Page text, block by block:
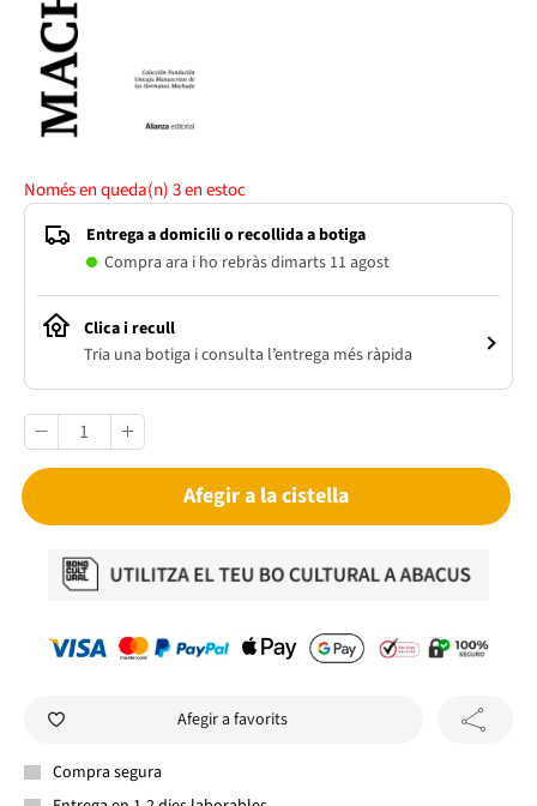
Només en queda(n)3en estoc
Entrega a domicili o recollida a botiga
Compra ara i ho rebràs dimarts 11 agost
Clica i recull
Tria una botiga i consulta l’entrega més ràpida
Afegir a la cistella
Afegir a favorits
Compra segura